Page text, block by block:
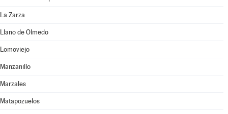
La Zarza
Llano de Olmedo
Lomoviejo
Manzanillo
Marzales
Matapozuelos